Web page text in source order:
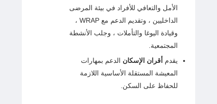
الأمل والتعافي للأفراد في بيئة المرضى
الداخليين ، وتقديم الدعم مع WRAP ،
وقيادة اليوغا والتأملات ، وجلب الأنشطة
المجتمعية.
يقدم أقران الإسكان الدعم بمهارات
المعيشة المستقلة الأساسية اللازمة
للحفاظ على السكن.